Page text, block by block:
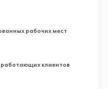
рабочих мест
клиентов